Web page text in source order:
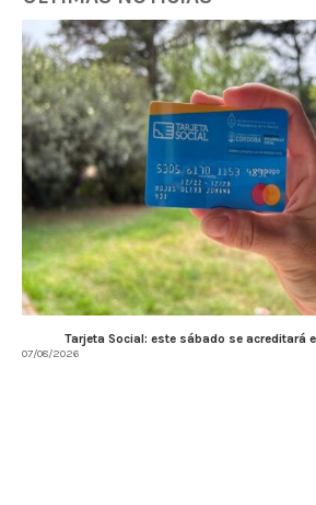
Tarjeta Social: este sábado se acreditará
07/08/2026